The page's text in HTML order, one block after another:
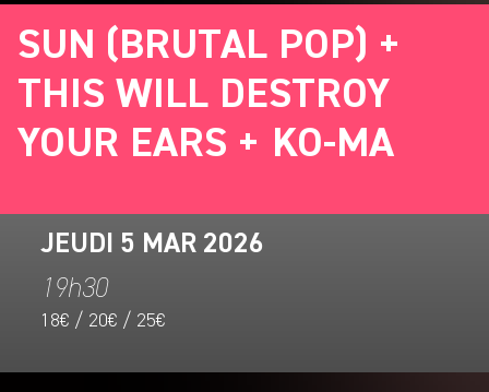
SUN (BRUTAL POP) +
THIS WILL DESTROY
YOUR EARS + KO-MA
JEUDI 5 MAR 2026
19h30
18€ / 20€ / 25€